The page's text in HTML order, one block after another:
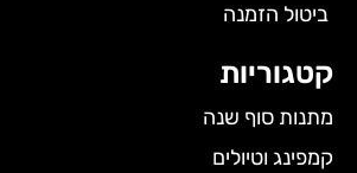
ביטול הזמנה
קטגוריות
מתנות סוף שנה
קמפינג וטיולים